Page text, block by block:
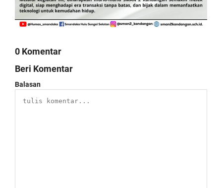
0 Komentar
Beri Komentar
Balasan